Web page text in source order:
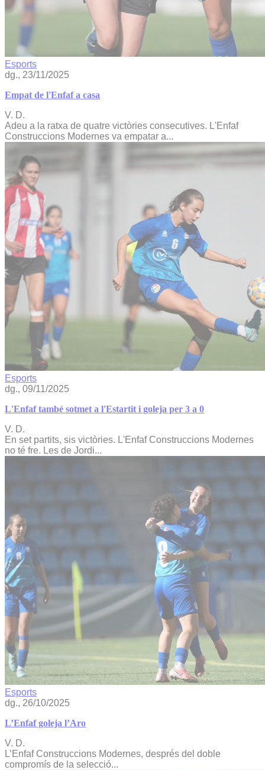
Esports
dg., 23/11/2025
Empat de l'Enfaf a casa
V. D.
Adeu a la ratxa de quatre victòries consecutives. L'Enfaf
Construccions Modernes va empatar a...
Esports
dg., 09/11/2025
L'Enfaf també sotmet a l'Estartit i goleja per 3 a 0
V. D.
En set partits, sis victòries. L'Enfaf Construccions Modernes
no té fre. Les de Jordi...
Esports
dg., 26/10/2025
L’Enfaf goleja l’Aro
V. D.
L’Enfaf Construccions Modernes, després del doble
compromís de la selecció...